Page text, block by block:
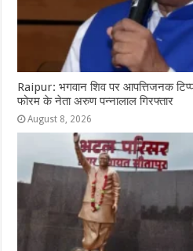
Raipur: भगवान शिव पर आपत्तिजनक
फोरम के नेता अरुण पन्नालाल गिरफ्तार
August 8, 2026